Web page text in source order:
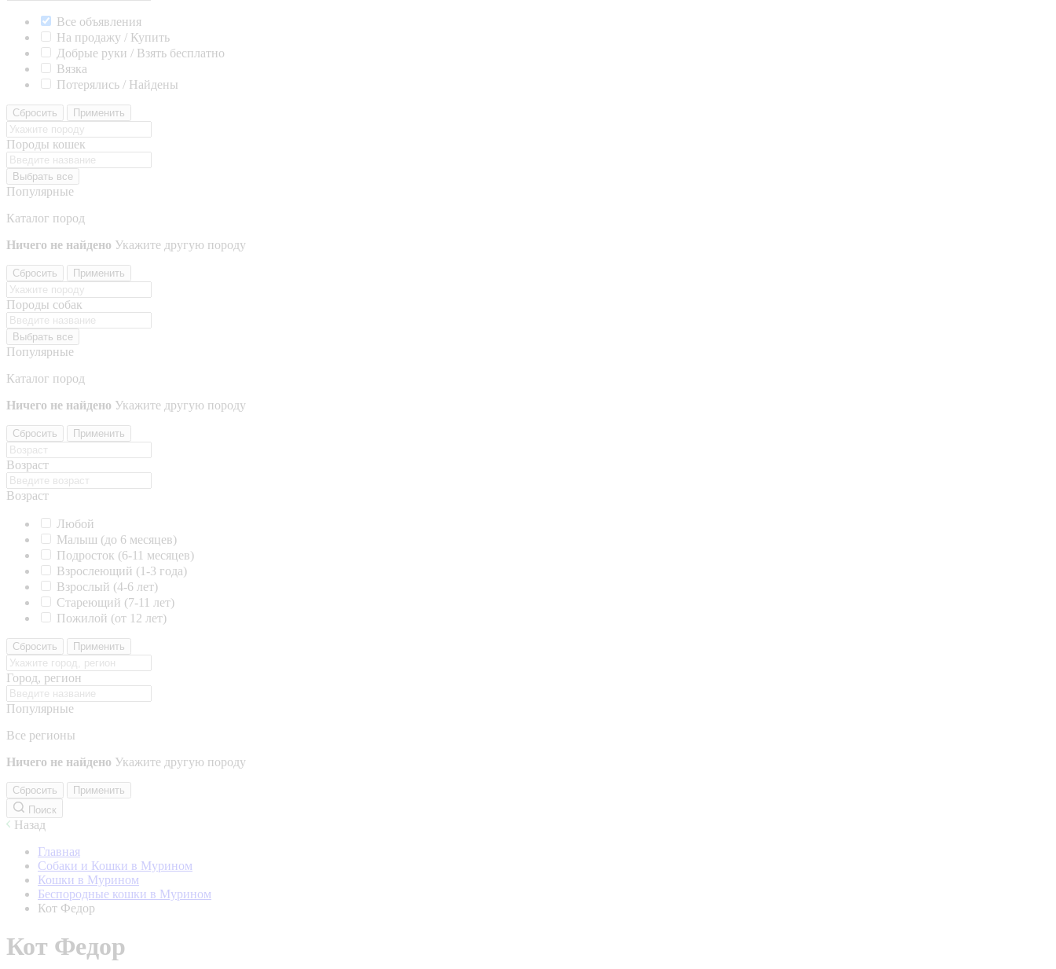
Все объявления
На продажу / Купить
Добрые руки / Взять бесплатно
Вязка
Потерялись / Найдены
Сбросить Применить
Породы кошек
Выбрать все
Популярные
Каталог пород
Ничего не найдено Укажите другую породу
Сбросить Применить
Породы собак
Выбрать все
Популярные
Каталог пород
Ничего не найдено Укажите другую породу
Сбросить Применить
Возраст
Возраст
Любой
Малыш (до 6 месяцев)
Подросток (6-11 месяцев)
Взрослеющий (1-3 года)
Взрослый (4-6 лет)
Стареющий (7-11 лет)
Пожилой (от 12 лет)
Сбросить Применить
Город, регион
Популярные
Все регионы
Ничего не найдено Укажите другую породу
Сбросить
Применить
Поиск
Назад
Главная
Собаки и Кошки в Мурином
Кошки в Мурином
Беспородные кошки в Мурином
Кот Федор
Кот Федор